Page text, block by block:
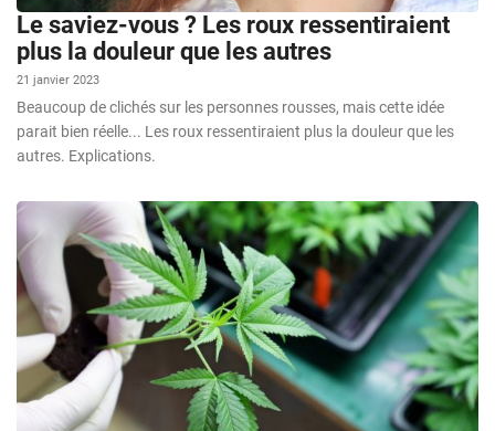
Le saviez-vous ? Les roux ressentiraient
plus la douleur que les autres
21 janvier 2023
Beaucoup de clichés sur les personnes rousses, mais cette idée
parait bien réelle... Les roux ressentiraient plus la douleur que les
autres. Explications.